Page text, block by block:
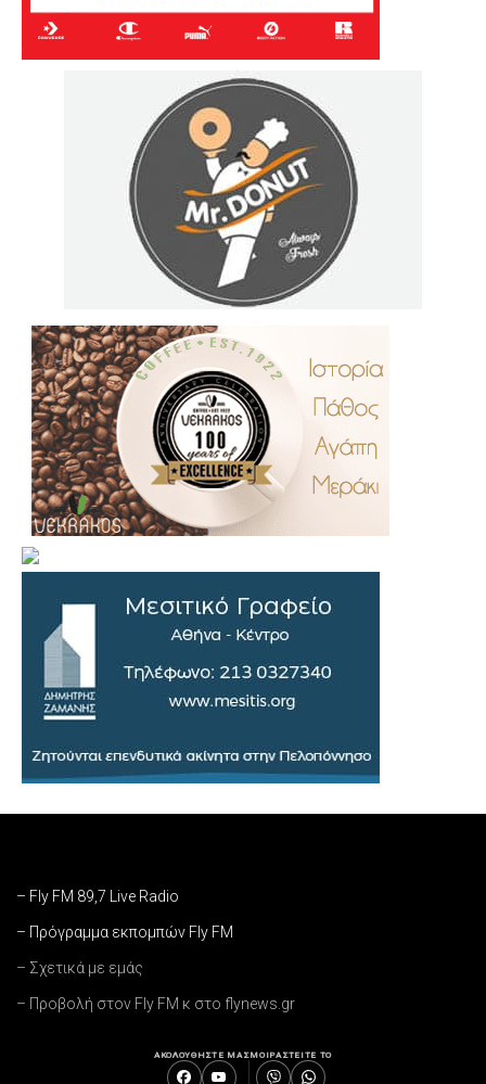
– Fly FM 89,7 Live Radio
– Πρόγραμμα εκπομπών Fly FM
– Σχετικά με εμάς
– Προβολή στον Fly FM κ στο flynews.gr
ΑΚΟΛΟΥΘΗΣΤΕ ΜΑΣΜΟΙΡΑΣΤΕΙΤΕ ΤΟ